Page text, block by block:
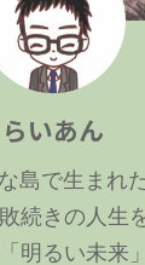
らいあん
島で生まれ
続きの人生
明るい未来